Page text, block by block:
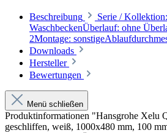
Beschreibung
Serie /
WaschbeckenÜberlauf: ohne
2Montage:
Downloads
Hersteller
Bewertungen
Menü schließen
Produktinformationen "Hansgrohe Xelu
geschliffen, weiß, 1000x480 mm, 100